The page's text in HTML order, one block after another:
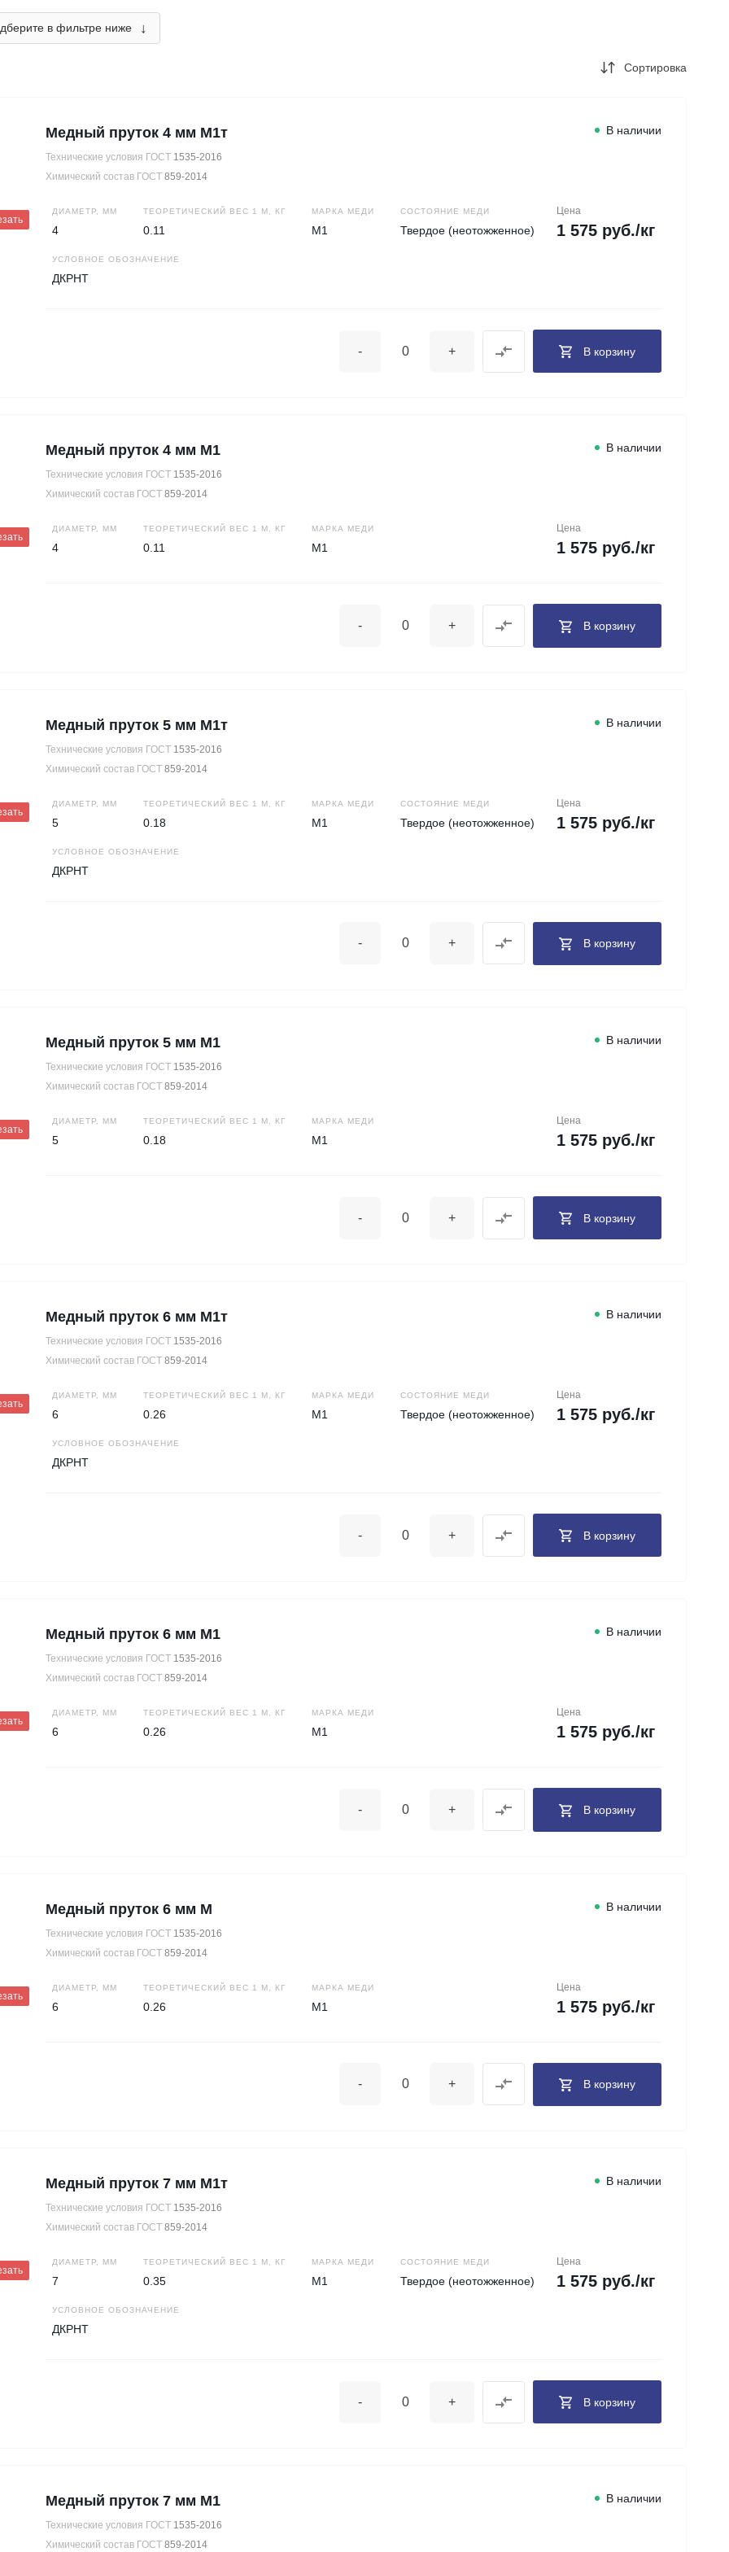
в фильтре ниже ↓
Сортировка
Медный пруток 4 мм М1т
Технические условия ГОСТ 1535-2016
Химический состав ГОСТ 859-2014
В наличии
ДИАМЕТР, ММ
4
ТЕОРЕТИЧЕСКИЙ ВЕС 1 М, КГ
0.11
МАРКА МЕДИ
М1
СОСТОЯНИЕ МЕДИ
Твердое (неотожженное)
УСЛОВНОЕ ОБОЗНАЧЕНИЕ
ДКРНТ
Цена
1 575 руб./кг
- + В корзину
Медный пруток 4 мм М1
Технические условия ГОСТ 1535-2016
Химический состав ГОСТ 859-2014
В наличии
ДИАМЕТР, ММ
4
ТЕОРЕТИЧЕСКИЙ ВЕС 1 М, КГ
0.11
МАРКА МЕДИ
М1
Цена
1 575 руб./кг
- + В корзину
Медный пруток 5 мм М1т
Технические условия ГОСТ 1535-2016
Химический состав ГОСТ 859-2014
В наличии
ДИАМЕТР, ММ
5
ТЕОРЕТИЧЕСКИЙ ВЕС 1 М, КГ
0.18
МАРКА МЕДИ
М1
СОСТОЯНИЕ МЕДИ
Твердое (неотожженное)
УСЛОВНОЕ ОБОЗНАЧЕНИЕ
ДКРНТ
Цена
1 575 руб./кг
- + В корзину
Медный пруток 5 мм М1
Технические условия ГОСТ 1535-2016
Химический состав ГОСТ 859-2014
В наличии
ДИАМЕТР, ММ
5
ТЕОРЕТИЧЕСКИЙ ВЕС 1 М, КГ
0.18
МАРКА МЕДИ
М1
Цена
1 575 руб./кг
- + В корзину
Медный пруток 6 мм М1т
Технические условия ГОСТ 1535-2016
Химический состав ГОСТ 859-2014
В наличии
ДИАМЕТР, ММ
6
ТЕОРЕТИЧЕСКИЙ ВЕС 1 М, КГ
0.26
МАРКА МЕДИ
М1
СОСТОЯНИЕ МЕДИ
Твердое (неотожженное)
УСЛОВНОЕ ОБОЗНАЧЕНИЕ
ДКРНТ
Цена
1 575 руб./кг
- + В корзину
Медный пруток 6 мм М1
Технические условия ГОСТ 1535-2016
Химический состав ГОСТ 859-2014
В наличии
ДИАМЕТР, ММ
6
ТЕОРЕТИЧЕСКИЙ ВЕС 1 М, КГ
0.26
МАРКА МЕДИ
М1
Цена
1 575 руб./кг
- + В корзину
Медный пруток 6 мм М
Технические условия ГОСТ 1535-2016
Химический состав ГОСТ 859-2014
В наличии
ДИАМЕТР, ММ
6
ТЕОРЕТИЧЕСКИЙ ВЕС 1 М, КГ
0.26
МАРКА МЕДИ
М1
Цена
1 575 руб./кг
- + В корзину
Медный пруток 7 мм М1т
Технические условия ГОСТ 1535-2016
Химический состав ГОСТ 859-2014
В наличии
ДИАМЕТР, ММ
7
ТЕОРЕТИЧЕСКИЙ ВЕС 1 М, КГ
0.35
МАРКА МЕДИ
М1
СОСТОЯНИЕ МЕДИ
Твердое (неотожженное)
УСЛОВНОЕ ОБОЗНАЧЕНИЕ
ДКРНТ
Цена
1 575 руб./кг
- + В корзину
Медный пруток 7 мм М1
Технические условия ГОСТ 1535-2016
Химический состав ГОСТ 859-2014
В наличии